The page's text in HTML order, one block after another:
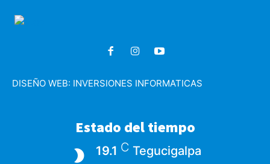
DISEÑO WEB: INVERSIONES INFORMATICAS
Estado del tiempo
19.1 C Tegucigalpa